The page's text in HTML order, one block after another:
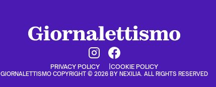
PRIVACY POLICY COOKIE POLICY
GIORNALETTISMO COPYRIGHT © 2026 BY NEXILIA. ALL RIGHTS RESERVED